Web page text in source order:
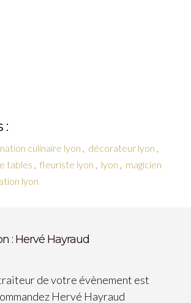
:
culinaire lyon , décorateur lyon ,
tables , fleuriste lyon , lyon , magicien
lyon
: Hervé Hayraud
de votre évènement est
Hervé Hayraud